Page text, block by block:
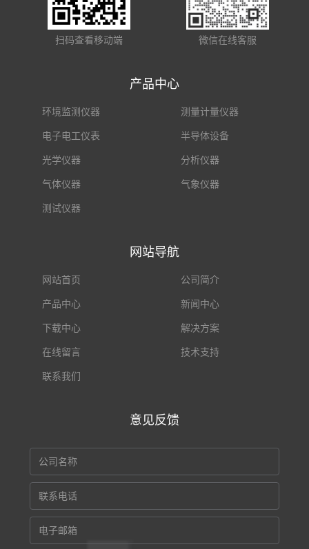
扫码查看移动端 微信在线客服
产品中心
环境监测仪器 测量计量仪器
电子电工仪表 半导体设备
光学仪器 分析仪器
气体仪器 气象仪器
测试仪器
网站导航
网站首页 公司简介
产品中心 新闻中心
下载中心 解决方案
在线留言 技术支持
联系我们
意见反馈